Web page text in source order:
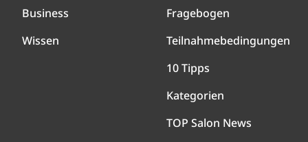
Business
Wissen
Fragebogen
Teilnahmebedingungen
10 Tipps
Kategorien
TOP Salon News